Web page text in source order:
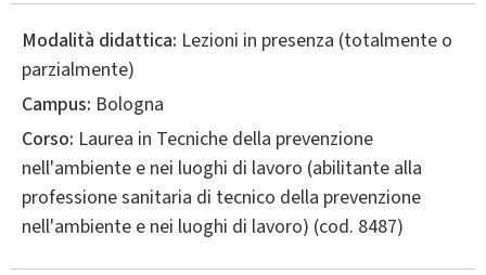
Modalità didattica: Lezioni in presenza (totalmente o
parzialmente)
Campus: Bologna
Corso: Laurea in Tecniche della prevenzione
nell'ambiente e nei luoghi di lavoro (abilitante alla
professione sanitaria di tecnico della prevenzione
nell'ambiente e nei luoghi di lavoro) (cod. 8487)